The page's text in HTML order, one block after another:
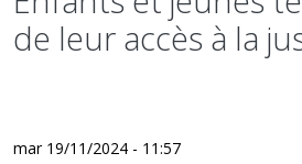
de leur accès à la
mar 19/11/2024 - 11:57